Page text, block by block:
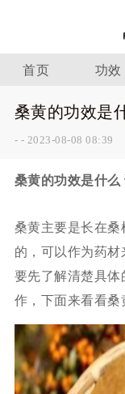
首页 功效
桑黄的功效是
- - 2023-08-08 08:39
桑黄的功效是什么
桑黄主要是长在
的，可以作为药
要先了解清楚具
作，下面来看看桑